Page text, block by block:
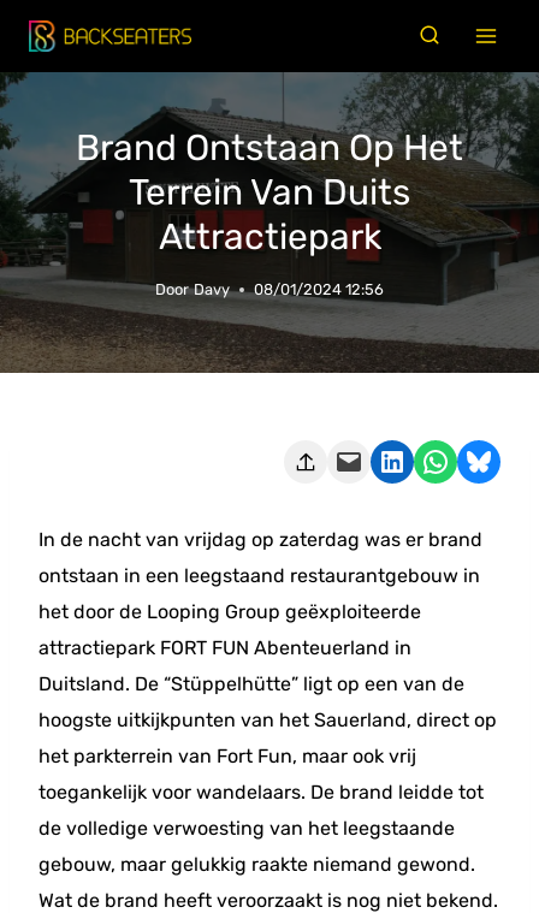
Doorgaan
naar
inhoud
Brand Ontstaan Op Het
Terrein Van Duits
Attractiepark
Door Davy 08/01/2024 12:56
Deze pagina e-mailen Delen op LinkedIn Delen via WhatsApp Share on Bluesky
In de nacht van vrijdag op zaterdag was er brand
ontstaan in een leegstaand restaurantgebouw in
het door de Looping Group geëxploiteerde
attractiepark FORT FUN Abenteuerland in
Duitsland. De “Stüppelhütte” ligt op een van de
hoogste uitkijkpunten van het Sauerland, direct op
het parkterrein van Fort Fun, maar ook vrij
toegankelijk voor wandelaars. De brand leidde tot
de volledige verwoesting van het leegstaande
gebouw, maar gelukkig raakte niemand gewond.
Wat de brand heeft veroorzaakt is nog niet bekend.